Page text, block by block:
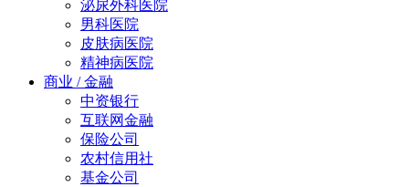
泌尿外科医院
男科医院
皮肤病医院
精神病医院
商业 / 金融
中资银行
互联网金融
保险公司
农村信用社
基金公司